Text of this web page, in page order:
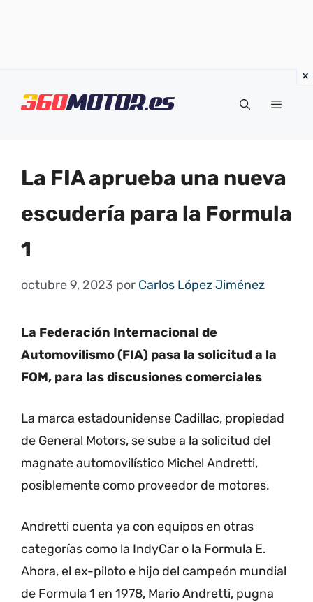
Menú
La FIA aprueba una nueva
escudería para la Formula
1
octubre 9, 2023 por Carlos López Jiménez
La Federación Internacional de
Automovilismo (FIA) pasa la solicitud a la
FOM, para las discusiones comerciales
La marca estadounidense Cadillac, propiedad
de General Motors, se sube a la solicitud del
magnate automovilístico Michel Andretti,
posiblemente como proveedor de motores.
Andretti cuenta ya con equipos en otras
categorías como la IndyCar o la Formula E.
Ahora, el ex-piloto e hijo del campeón mundial
de Formula 1 en 1978, Mario Andretti, pugna